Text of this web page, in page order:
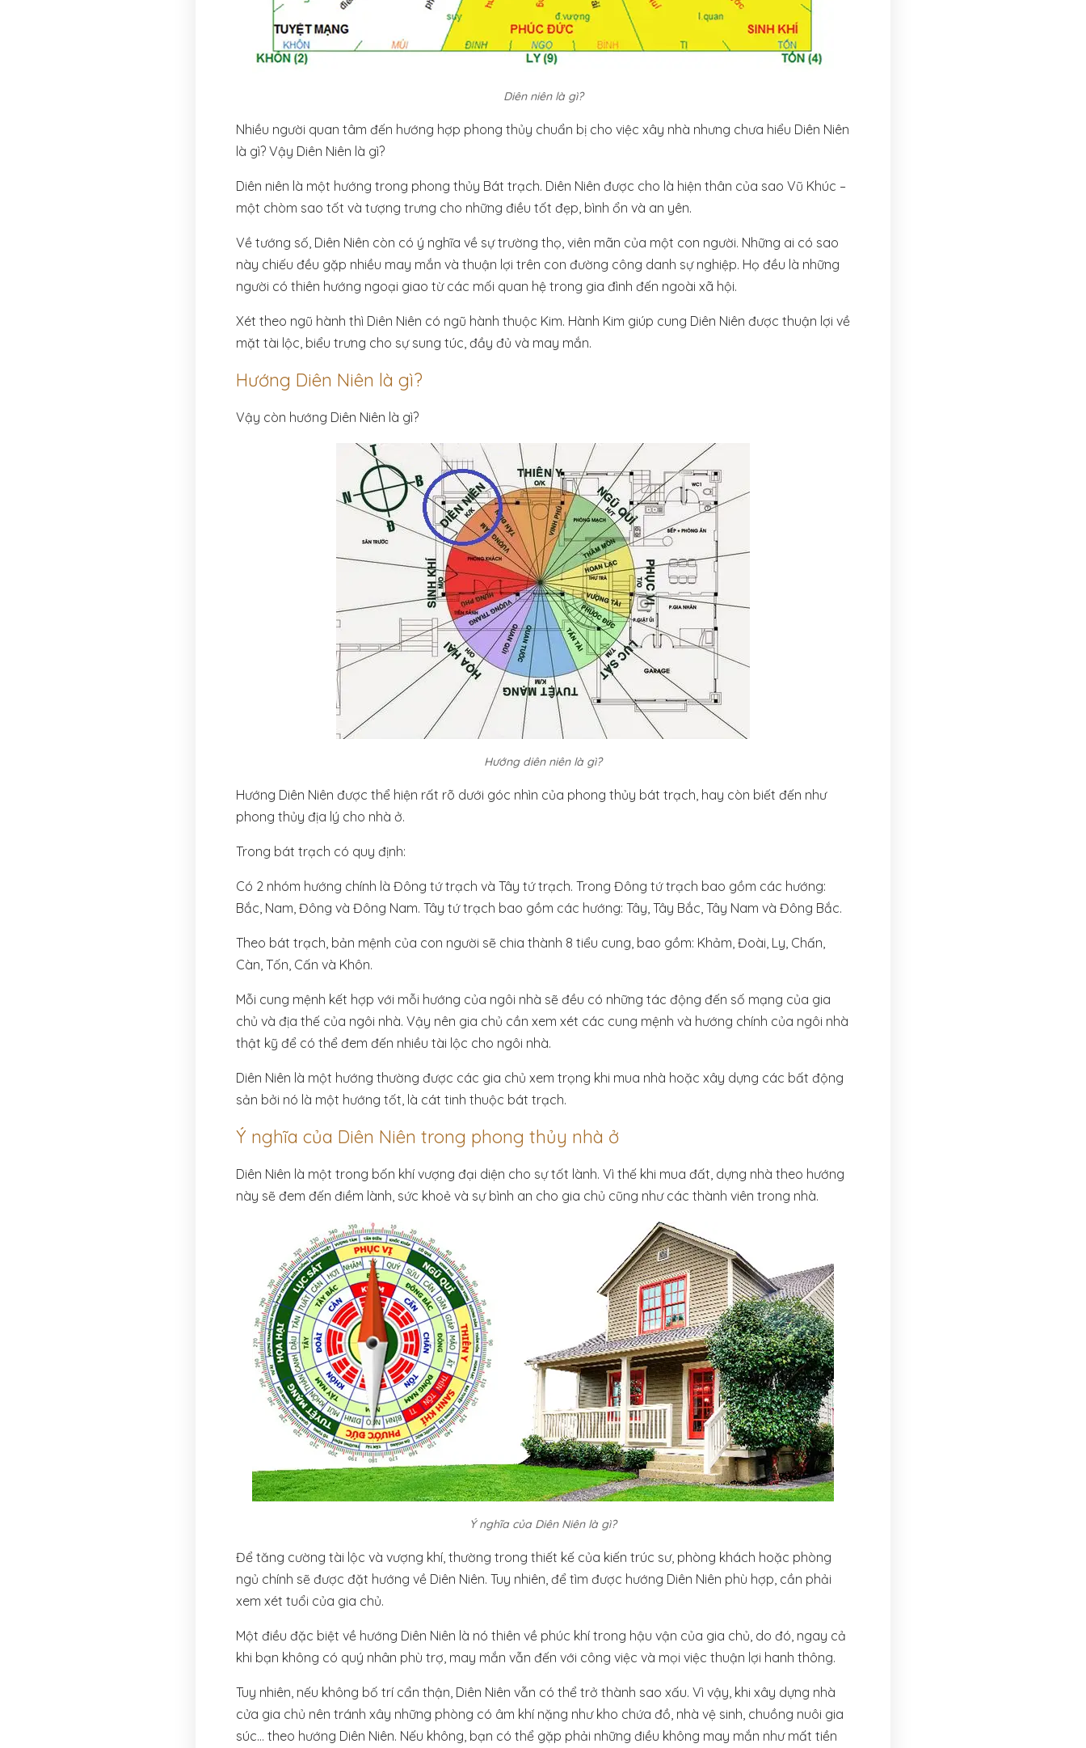
Diên niên là gì?
Nhiều người quan tâm đến hướng hợp phong thủy chuẩn bị cho việc xây nhà nhưng chưa hiểu Diên Niên
là gì? Vậy Diên Niên là gì?
Diên niên là một hướng trong phong thủy Bát trạch. Diên Niên được cho là hiện thân của sao Vũ Khúc –
một chòm sao tốt và tượng trưng cho những điều tốt đẹp, bình ổn và an yên.
Về tướng số, Diên Niên còn có ý nghĩa về sự trường thọ, viên mãn của một con người. Những ai có sao
này chiếu đều gặp nhiều may mắn và thuận lợi trên con đường công danh sự nghiệp. Họ đều là những
người có thiên hướng ngoại giao từ các mối quan hệ trong gia đình đến ngoài xã hội.
Xét theo ngũ hành thì Diên Niên có ngũ hành thuộc Kim. Hành Kim giúp cung Diên Niên được thuận lợi về
mặt tài lộc, biểu trưng cho sự sung túc, đầy đủ và may mắn.
Hướng Diên Niên là gì?
Vậy còn hướng Diên Niên là gì?
Hướng diên niên là gì?
Hướng Diên Niên được thể hiện rất rõ dưới góc nhìn của phong thủy bát trạch, hay còn biết đến như
phong thủy địa lý cho nhà ở.
Trong bát trạch có quy định:
Có 2 nhóm hướng chính là Đông tứ trạch và Tây tứ trạch. Trong Đông tứ trạch bao gồm các hướng:
Bắc, Nam, Đông và Đông Nam. Tây tứ trạch bao gồm các hướng: Tây, Tây Bắc, Tây Nam và Đông Bắc.
Theo bát trạch, bản mệnh của con người sẽ chia thành 8 tiểu cung, bao gồm: Khảm, Đoài, Ly, Chấn,
Càn, Tốn, Cấn và Khôn.
Mỗi cung mệnh kết hợp với mỗi hướng của ngôi nhà sẽ đều có những tác động đến số mạng của gia
chủ và địa thế của ngôi nhà. Vậy nên gia chủ cần xem xét các cung mệnh và hướng chính của ngôi nhà
thật kỹ để có thể đem đến nhiều tài lộc cho ngôi nhà.
Diên Niên là một hướng thường được các gia chủ xem trọng khi mua nhà hoặc xây dựng các bất động
sản bởi nó là một hướng tốt, là cát tinh thuộc bát trạch.
Ý nghĩa của Diên Niên trong phong thủy nhà ở
Diên Niên là một trong bốn khí vượng đại diện cho sự tốt lành. Vì thế khi mua đất, dựng nhà theo hướng
này sẽ đem đến điềm lành, sức khoẻ và sự bình an cho gia chủ cũng như các thành viên trong nhà.
Ý nghĩa của Diên Niên là gì?
Để tăng cường tài lộc và vượng khí, thường trong thiết kế của kiến trúc sư, phòng khách hoặc phòng
ngủ chính sẽ được đặt hướng về Diên Niên. Tuy nhiên, để tìm được hướng Diên Niên phù hợp, cần phải
xem xét tuổi của gia chủ.
Một điều đặc biệt về hướng Diên Niên là nó thiên về phúc khí trong hậu vận của gia chủ, do đó, ngay cả
khi bạn không có quý nhân phù trợ, may mắn vẫn đến với công việc và mọi việc thuận lợi hanh thông.
Tuy nhiên, nếu không bố trí cẩn thận, Diên Niên vẫn có thể trở thành sao xấu. Vì vậy, khi xây dựng nhà
cửa gia chủ nên tránh xây những phòng có âm khí nặng như kho chứa đồ, nhà vệ sinh, chuồng nuôi gia
súc… theo hướng Diên Niên. Nếu không, bạn có thể gặp phải những điều không may mắn như mất tiền